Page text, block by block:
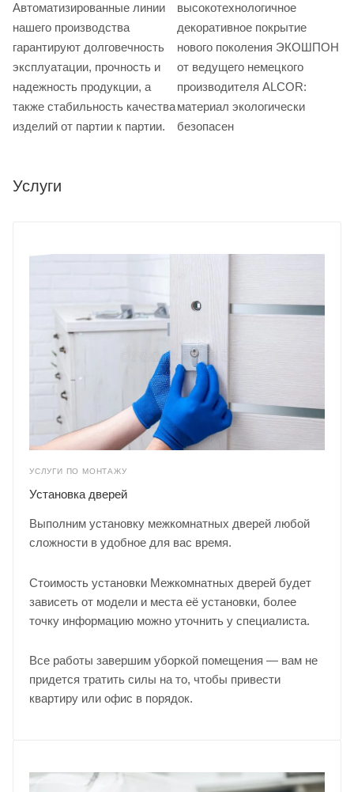
Автоматизированные линии
нашего производства
гарантируют долговечность
эксплуатации, прочность и
надежность продукции, а
также стабильность качества
изделий от партии к партии.
высокотехнологичное
декоративное покрытие
нового поколения ЭКОШПОН
от ведущего немецкого
производителя ALCOR:
материал экологически
безопасен
Услуги
УСЛУГИ ПО МОНТАЖУ
Установка дверей
Выполним установку межкомнатных дверей любой
сложности в удобное для вас время.
Стоимость установки Межкомнатных дверей будет
зависеть от модели и места её установки, более
точку информацию можно уточнить у специалиста.
Все работы завершим уборкой помещения — вам не
придется тратить силы на то, чтобы привести
квартиру или офис в порядок.